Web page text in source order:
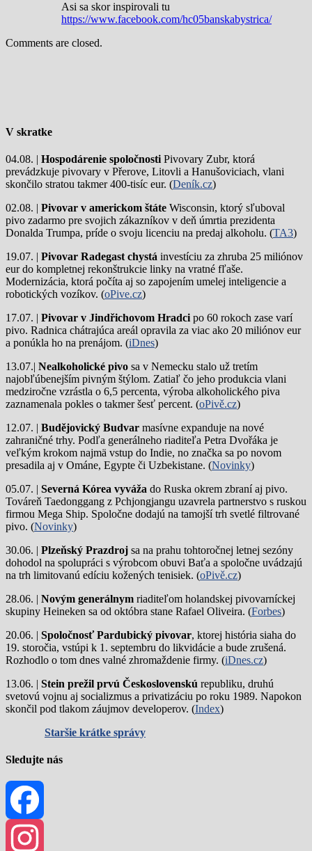
Asi sa skor inspirovali tu
https://www.facebook.com/hc05banskabystrica/
Comments are closed.
V skratke
04.08. | Hospodárenie spoločnosti Pivovary Zubr, ktorá
prevádzkuje pivovary v Přerove, Litovli a Hanušoviciach, vlani
skončilo stratou takmer 400-tisíc eur. (Deník.cz)
02.08. | Pivovar v americkom štáte Wisconsin, ktorý sľuboval
pivo zadarmo pre svojich zákazníkov v deň úmrtia prezidenta
Donalda Trumpa, príde o svoju licenciu na predaj alkoholu. (TA3)
19.07. | Pivovar Radegast chystá investíciu za zhruba 25 miliónov
eur do kompletnej rekonštrukcie linky na vratné fľaše.
Modernizácia, ktorá počíta aj so zapojením umelej inteligencie a
robotických vozíkov. (oPive.cz)
17.07. | Pivovar v Jindřichovom Hradci po 60 rokoch zase varí
pivo. Radnica chátrajúca areál opravila za viac ako 20 miliónov eur
a ponúkla ho na prenájom. (iDnes)
13.07.| Nealkoholické pivo sa v Nemecku stalo už tretím
najobľúbenejším pivným štýlom. Zatiaľ čo jeho produkcia vlani
medziročne vzrástla o 6,5 percenta, výroba alkoholického piva
zaznamenala pokles o takmer šesť percent. (oPivě.cz)
12.07. | Budějovický Budvar masívne expanduje na nové
zahraničné trhy. Podľa generálneho riaditeľa Petra Dvořáka je
veľkým krokom najmä vstup do Indie, no značka sa po novom
presadila aj v Ománe, Egypte či Uzbekistane. (Novinky)
05.07. | Severná Kórea vyváža do Ruska okrem zbraní aj pivo.
Továreň Taedonggang z Pchjongjangu uzavrela partnerstvo s ruskou
firmou Mega Ship. Spoločne dodajú na tamojší trh svetlé filtrované
pivo. (Novinky)
30.06. | Plzeňský Prazdroj sa na prahu tohtoročnej letnej sezóny
dohodol na spolupráci s výrobcom obuvi Baťa a spoločne uvádzajú
na trh limitovanú edíciu kožených tenisiek. (oPivě.cz)
28.06. | Novým generálnym riaditeľom holandskej pivovarníckej
skupiny Heineken sa od októbra stane Rafael Oliveira. (Forbes)
20.06. | Spoločnosť Pardubický pivovar, ktorej história siaha do
19. storočia, vstúpi k 1. septembru do likvidácie a bude zrušená.
Rozhodlo o tom dnes valné zhromaždenie firmy. (iDnes.cz)
13.06. | Stein prežil prvú Československú republiku, druhú
svetovú vojnu aj socializmus a privatizáciu po roku 1989. Napokon
skončil pod tlakom záujmov developerov. (Index)
Staršie krátke správy
Sledujte nás
Facebook